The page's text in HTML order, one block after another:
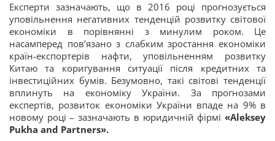
Експерти зазначають, що в 2016 році прогнозується
уповільнення негативних тенденцій розвитку світової
економіки в порівнянні з минулим роком. Це
насамперед пов’язано з слабким зростання економіки
країн-експортерів нафти, уповільненням розвитку
Китаю та коригування ситуації після кредитних та
інвестиційних бумів. Безумовно, такі світові тенденції
вплинуть на економіку України. За прогнозами
експертів, розвиток економіки України впаде на 9% в
новому році – зазначають в юридичній фірмі «Aleksey
Pukha and Partners».